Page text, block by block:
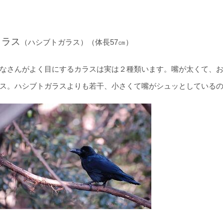
ス （ハシブトガラス）（体長57㎝）
さんがよく目にするカラスは実は２種類います。嘴が太くて、
。ハシブトガラスよりも若干、小さくて嘴がシュッとしている